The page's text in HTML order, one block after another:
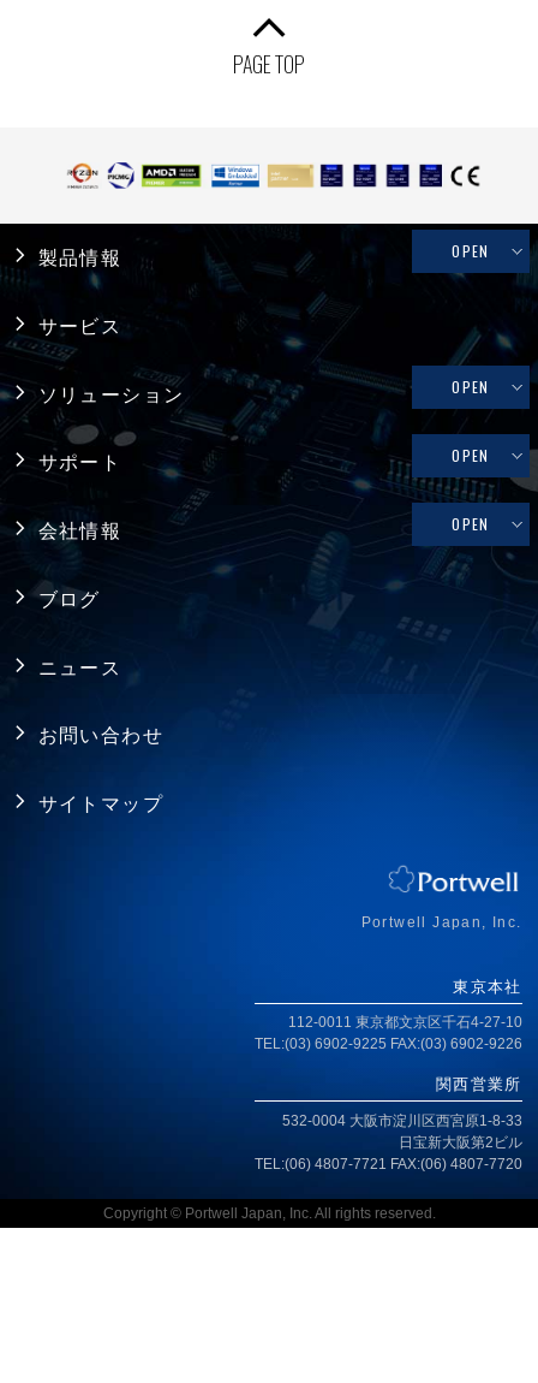
PAGE TOP
製品情報 OPEN
産業用PC
システム製品
産業用マザーボード
コンピュータ・オン・モジュール
シングルボードコンピュータ
バックプレーン
ジャパンプレミアム
サービス
ソリューション OPEN
リテール・物流
メディカル
ファクトリーオートメーション
サポート OPEN
修理依頼、技術的なお問い合わせ
会社情報 OPEN
採用情報
ISO認証取得
ブログ
ニュース
お問い合わせ
サイトマップ
Portwell Japan, Inc.
東京本社
112-0011 東京都文京区千石4-27-10
TEL:(03) 6902-9225 FAX:(03) 6902-9226
関西営業所
532-0004 大阪市淀川区西宮原1-8-33
日宝新大阪第2ビル
TEL:(06) 4807-7721 FAX:(06) 4807-7720
Copyright © Portwell Japan, Inc. All rights reserved.